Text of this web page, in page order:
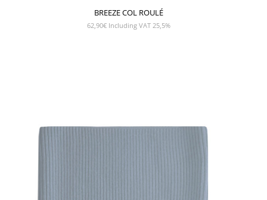
BREEZE COL ROULÉ
62,90€ Including VAT 25,5%